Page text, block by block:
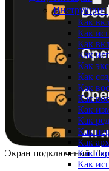
Инструкции
Как
Как
Как
Как
Как
Как
Как
Как
Как
Как
Как
Как
Как
Как
Экран подключений